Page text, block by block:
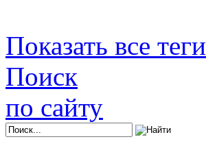
Показать все теги
Поиск
по сайту